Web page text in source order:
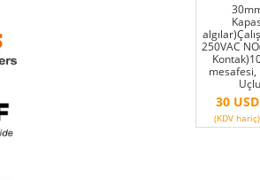
250VAC
mesafesi,
30 USD
(KDV hariç)